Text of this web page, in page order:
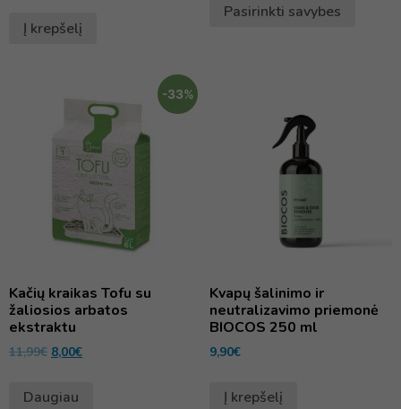
Į krepšelį
Pasirinkti savybes
-33%
Kačių kraikas Tofu su
žaliosios arbatos
ekstraktu
11,99€ 8,00€
Daugiau
Kvapų šalinimo ir
neutralizavimo priemonė
BIOCOS 250 ml
9,90€
Į krepšelį